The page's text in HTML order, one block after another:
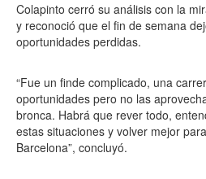
Colapinto cerró su análisis con la
y reconoció que el fin de semana
oportunidades perdidas.
“Fue un finde complicado, una
oportunidades pero no las
bronca. Habrá que rever todo,
estas situaciones y volver mejor
Barcelona”, concluyó.